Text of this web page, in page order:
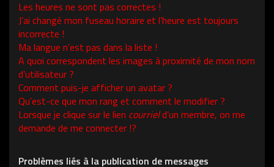
Les heures ne sont pas correctes !
J’ai changé mon fuseau horaire et l’heure est toujours
incorrecte !
Ma langue n’est pas dans la liste !
A quoi correspondent les images à proximité de mon nom
d’utilisateur ?
Comment puis-je afficher un avatar ?
Qu’est-ce que mon rang et comment le modifier ?
Lorsque je clique sur le lien courrield’un membre, on me
demande de me connecter !?
Problèmes liés à la publication de messages